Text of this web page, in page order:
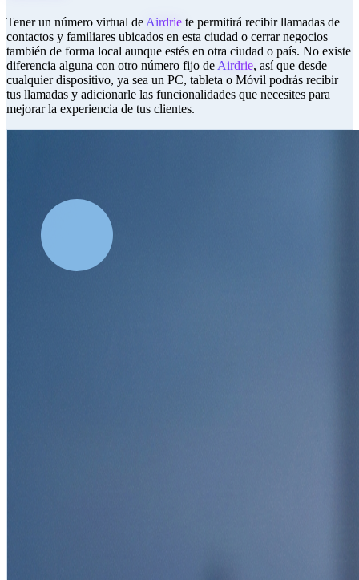
Tener un número virtual de Airdrie te permitirá recibir llamadas de
contactos y familiares ubicados en esta ciudad o cerrar negocios
también de forma local aunque estés en otra ciudad o país. No existe
diferencia alguna con otro número fijo de Airdrie, así que desde
cualquier dispositivo, ya sea un PC, tableta o Móvil podrás recibir
tus llamadas y adicionarle las funcionalidades que necesites para
mejorar la experiencia de tus clientes.